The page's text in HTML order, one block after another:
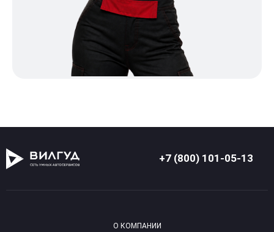
+7 (800) 101-05-13
О КОМПАНИИ